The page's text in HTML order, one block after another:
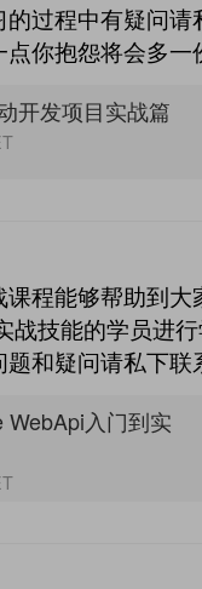
过程中有疑问请
你抱怨将会多一
开发项目实战篇
程能够帮助到大
战技能的学员进
和疑问请私下联
WebApi入门到实